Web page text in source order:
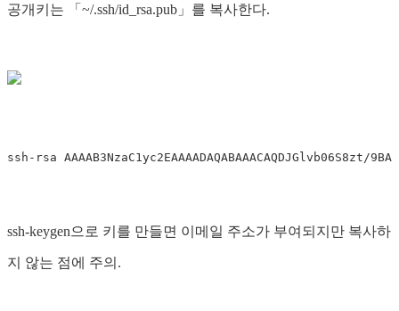
공개키는 「~/.ssh/id_rsa.pub」를 복사한다.
ssh-keygen으로 키를 만들면 이메일 주소가 부여되지만 복사하
지 않는 점에 주의.